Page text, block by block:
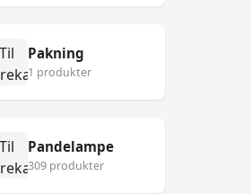
Pakning
1 produkter
Pandelampe
309 produkter